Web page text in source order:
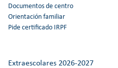
Documentos de centro
Orientación familiar
Pide certificado IRPF
Extraescolares 2026-2027